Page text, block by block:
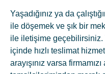
Yaşadığınız ya da
ile döşemek ve şık bir
ile iletişime geçebilirsiniz.
içinde hızlı teslimat
arayışınız varsa